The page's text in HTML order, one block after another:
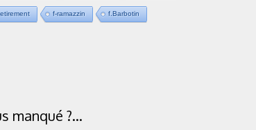
etirement f-ramazzin f.Barbotin
manqué ?…